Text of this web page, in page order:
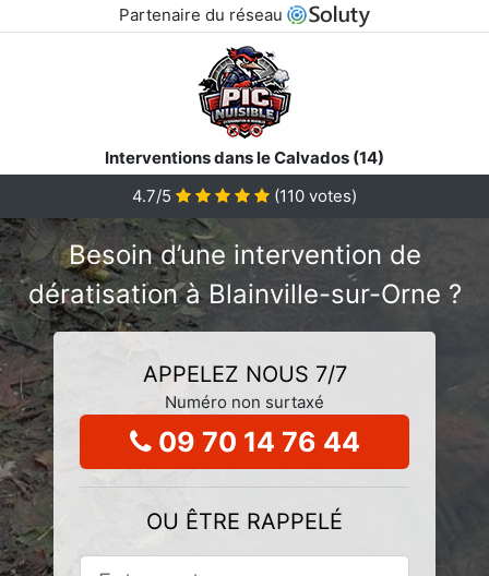
Partenaire du réseau
Interventions dans le Calvados (14)
4.7/5
(110 votes)
Besoin d’une intervention de
dératisation à Blainville-sur-Orne ?
APPELEZ NOUS 7/7
Numéro non surtaxé
09 70 14 76 44
OU ÊTRE RAPPELÉ